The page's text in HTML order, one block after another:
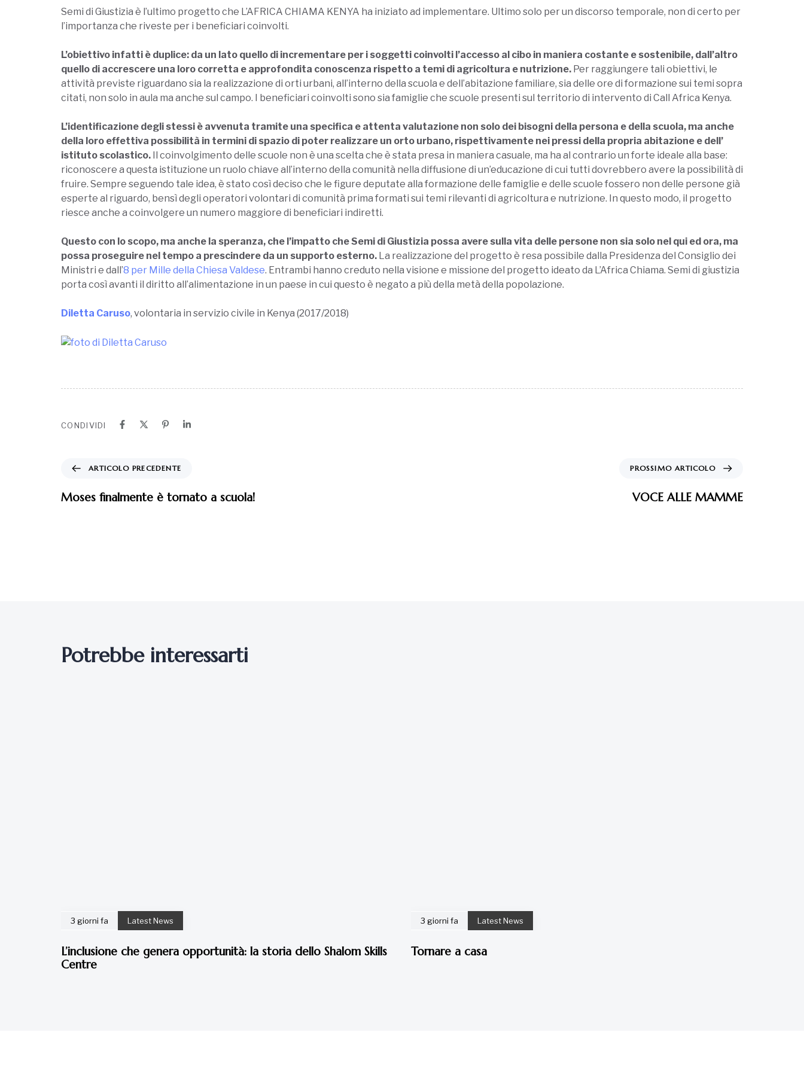
Semi di Giustizia è l’ultimo progetto che L’AFRICA CHIAMA KENYA ha iniziato ad implementare. Ultimo solo per un discorso temporale, non di certo per
l’importanza che riveste per i beneficiari coinvolti.
L’obiettivo infatti è duplice: da un lato quello di incrementare per i soggetti coinvolti l’accesso al cibo in maniera costante e sostenibile, dall’altro
quello di accrescere una loro corretta e approfondita conoscenza rispetto a temi di agricoltura e nutrizione. Per raggiungere tali obiettivi, le
attività previste riguardano sia la realizzazione di orti urbani, all’interno della scuola e dell’abitazione familiare, sia delle ore di formazione sui temi sopra
citati, non solo in aula ma anche sul campo. I beneficiari coinvolti sono sia famiglie che scuole presenti sul territorio di intervento di Call Africa Kenya.
L’identificazione degli stessi è avvenuta tramite una specifica e attenta valutazione non solo dei bisogni della persona e della scuola, ma anche
della loro effettiva possibilità in termini di spazio di poter realizzare un orto urbano, rispettivamente nei pressi della propria abitazione e dell’
istituto scolastico. Il coinvolgimento delle scuole non è una scelta che è stata presa in maniera casuale, ma ha al contrario un forte ideale alla base:
riconoscere a questa istituzione un ruolo chiave all’interno della comunità nella diffusione di un’educazione di cui tutti dovrebbero avere la possibilità di
fruire. Sempre seguendo tale idea, è stato così deciso che le figure deputate alla formazione delle famiglie e delle scuole fossero non delle persone già
esperte al riguardo, bensì degli operatori volontari di comunità prima formati sui temi rilevanti di agricoltura e nutrizione. In questo modo, il progetto
riesce anche a coinvolgere un numero maggiore di beneficiari indiretti.
Questo con lo scopo, ma anche la speranza, che l’impatto che Semi di Giustizia possa avere sulla vita delle persone non sia solo nel qui ed ora, ma
possa proseguire nel tempo a prescindere da un supporto esterno. La realizzazione del progetto è resa possibile dalla Presidenza del Consiglio dei
Ministri e dall’8 per Mille della Chiesa Valdese. Entrambi hanno creduto nella visione e missione del progetto ideato da L’Africa Chiama. Semi di giustizia
porta così avanti il diritto all’alimentazione in un paese in cui questo è negato a più della metà della popolazione.
Diletta Caruso, volontaria in servizio civile in Kenya (2017/2018)
CONDIVIDI
ARTICOLO PRECEDENTE
Moses finalmente è tornato a scuola!
PROSSIMO ARTICOLO
VOCE ALLE MAMME
Potrebbe interessarti
3 giorni fa Latest News
L’inclusione che genera opportunità: la storia dello Shalom Skills
Centre
3 giorni fa Latest News
Tornare a casa